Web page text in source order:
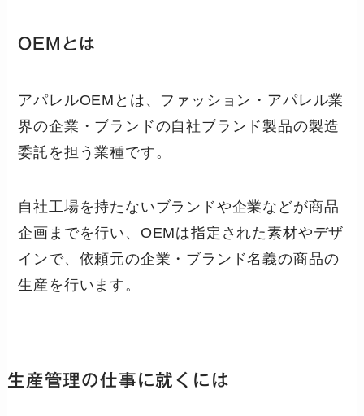
OEMとは
アパレルOEMとは、ファッション・アパレル業
界の企業・ブランドの自社ブランド製品の製造
委託を担う業種です。
自社工場を持たないブランドや企業などが商品
企画までを行い、OEMは指定された素材やデザ
インで、依頼元の企業・ブランド名義の商品の
生産を行います。
生産管理の仕事に就くには